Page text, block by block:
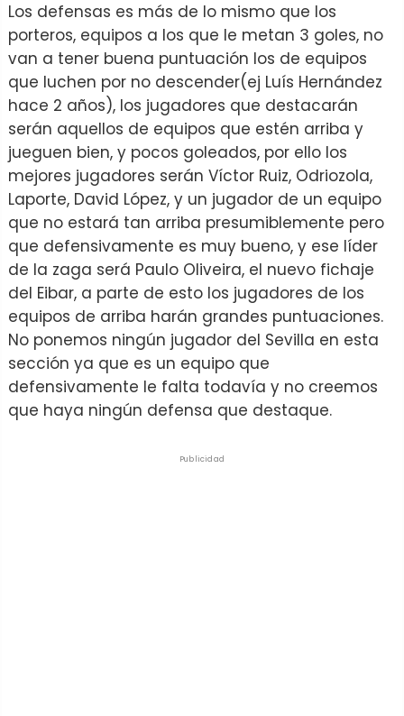
Los defensas es más de lo mismo que los
porteros, equipos a los que le metan 3 goles, no
van a tener buena puntuación los de equipos
que luchen por no descender(ej Luís Hernández
hace 2 años), los jugadores que destacarán
serán aquellos de equipos que estén arriba y
jueguen bien, y pocos goleados, por ello los
mejores jugadores serán Víctor Ruiz, Odriozola,
Laporte, David López, y un jugador de un equipo
que no estará tan arriba presumiblemente pero
que defensivamente es muy bueno, y ese líder
de la zaga será Paulo Oliveira, el nuevo fichaje
del Eibar, a parte de esto los jugadores de los
equipos de arriba harán grandes puntuaciones.
No ponemos ningún jugador del Sevilla en esta
sección ya que es un equipo que
defensivamente le falta todavía y no creemos
que haya ningún defensa que destaque.
Publicidad